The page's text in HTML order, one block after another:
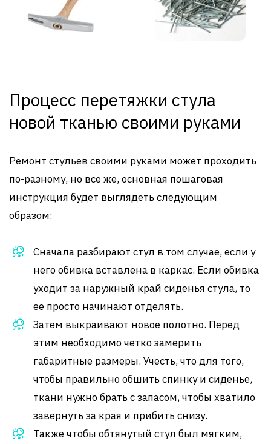
Процесс перетяжки стула
новой тканью своими руками
Ремонт стульев своими руками может проходить
по-разному, но все же, основная пошаговая
инструкция будет выглядеть следующим
образом:
Сначала разбирают стул в том случае, если у
него обивка вставлена в каркас. Если обивка
уходит за наружный край сиденья стула, то
ее просто начинают отделять.
Затем выкраивают новое полотно. Перед
этим необходимо четко замерить
габаритные размеры. Учесть, что для того,
чтобы правильно обшить спинку и сиденье,
ткани нужно брать с запасом, чтобы хватило
завернуть за края и прибить снизу.
Также чтобы обтянутый стул был мягким,